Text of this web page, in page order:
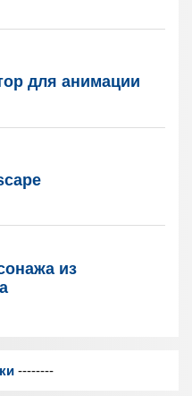
--------